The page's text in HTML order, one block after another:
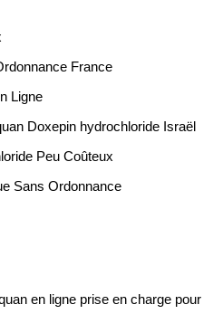
France
Ligne
Doxepin hydrochloride Israël
Peu Coûteux
Sans Ordonnance
en ligne prise en charge pour